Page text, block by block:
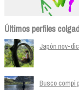
Últimos perfiles
Japón nov-
Busco compi